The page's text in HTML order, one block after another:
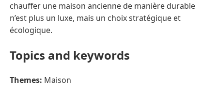
chauffer une maison ancienne de manière durable
n’est plus un luxe, mais un choix stratégique et
écologique.
Topics and keywords
Themes: Maison